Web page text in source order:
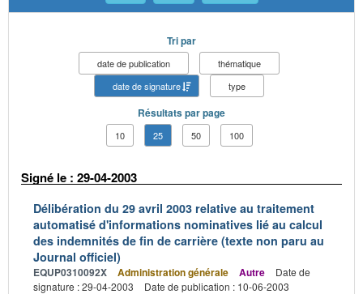
Tri par
date de publication
thématique
date de signature
type
Résultats par page
10 25 50 100
Signé le : 29-04-2003
Délibération du 29 avril 2003 relative au traitement
automatisé d'informations nominatives lié au calcul
des indemnités de fin de carrière (texte non paru au
Journal officiel)
EQUP0310092X Administration générale Autre
Date de
signature : 29-04-2003
Date de publication : 10-06-2003